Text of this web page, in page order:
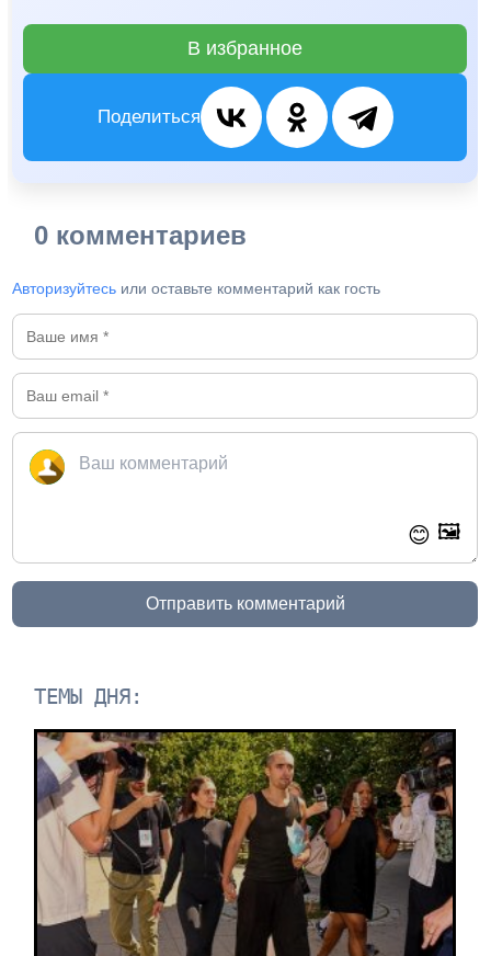
В избранное
Поделиться
0 комментариев
Авторизуйтесь или оставьте комментарий как гость
😊 🖼️
Отправить комментарий
ТЕМЫ ДНЯ: